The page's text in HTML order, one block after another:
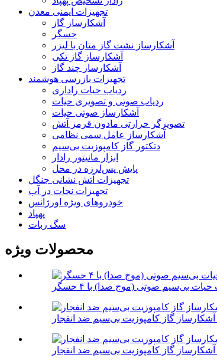
تجهیزات ایمنی معدن
آشکارساز گاز
حسگر
آشکارساز نشت گاز متان با لیزر
آشکارساز گاز تکی
آشکارساز چند گاز
تجهیزات بازرسی هوشمند
ردیاب حیات راداری
ردیاب صوتی و تصویری حیات
آشکارساز صوتی حیات
تصویرگر حرارتی مادون قرمز آتش
آشکارساز عامل سمی نظامی
دتکتور گاز کامپوزیت بی‌سیم
ابزار مانیتور رادار
پایش پس‌لرزه در محل
تجهیزات آتش نشانی جنگل
تجهیزات نجات در آب
خودروهای ویژه اورژانس
پهپاد
سگ ربات
محصولات ویژه